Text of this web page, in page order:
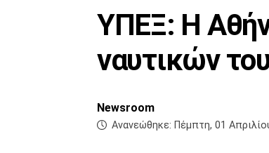
ΥΠΕΞ: Η
ναυτικών
Newsroom
Ανανεώθηκε: Πέμπτη, 01